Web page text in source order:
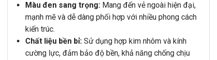
Màu đen sang trọng:Mang đến vẻ ngoài hiện đại,
mạnh mẽ và dễ dàng phối hợp với nhiều phong cách
kiến trúc.
Chất liệu bền bỉ:Sử dụng hợp kim nhôm và kính
cường lực, đảm bảo độ bền, khả năng chống chịu